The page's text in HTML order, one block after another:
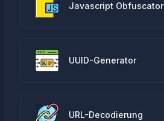
Javascript Obfuscator
UUID-Generator
URL-Decodierung